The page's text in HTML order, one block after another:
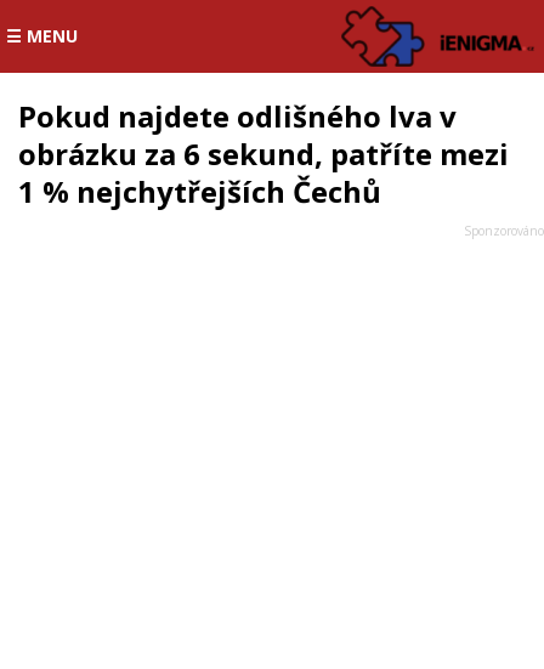
☰ MENU
Pokud najdete odlišného lva v
obrázku za 6 sekund, patříte mezi
1 % nejchytřejších Čechů